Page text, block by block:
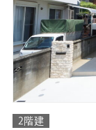
2階建